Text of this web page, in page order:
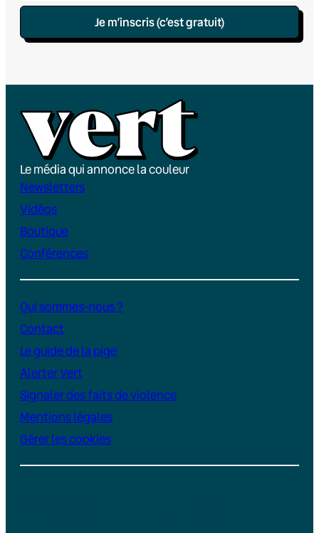
Je m’inscris (c’est gratuit)
Le média qui annonce la couleur
Newsletters
Vidéos
Boutique
Conférences
Qui sommes-nous ?
Contact
Le guide de la pige
Alerter Vert
Signaler des faits de violence
Mentions légales
Gérer les cookies